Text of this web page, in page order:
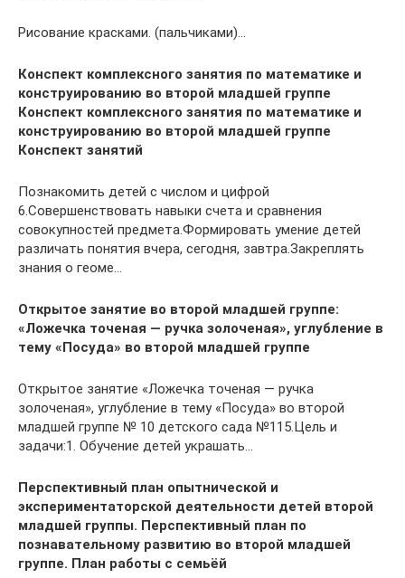
Рисование красками. (пальчиками)…
Конспект комплексного занятия по математике и
конструированию во второй младшей группе
Конспект комплексного занятия по математике и
конструированию во второй младшей группе
Конспект занятий
Познакомить детей с числом и цифрой
6.Совершенствовать навыки счета и сравнения
совокупностей предмета.Формировать умение детей
различать понятия вчера, сегодня, завтра.Закреплять
знания о геоме…
Открытое занятие во второй младшей группе:
«Ложечка точеная — ручка золоченая», углубление в
тему «Посуда» во второй младшей группе
Открытое занятие «Ложечка точеная — ручка
золоченая», углубление в тему «Посуда» во второй
младшей группе № 10 детского сада №115.Цель и
задачи:1. Обучение детей украшать…
Перспективный план опытнической и
экспериментаторской деятельности детей второй
младшей группы. Перспективный план по
познавательному развитию во второй младшей
группе. План работы с семьёй